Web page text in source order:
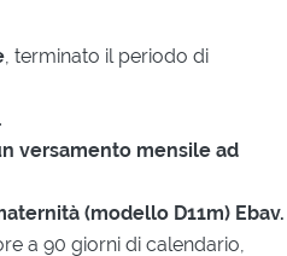
, terminato il periodo di
versamento mensile ad
(modello D11m) Ebav.
a 90 giorni di calendario,